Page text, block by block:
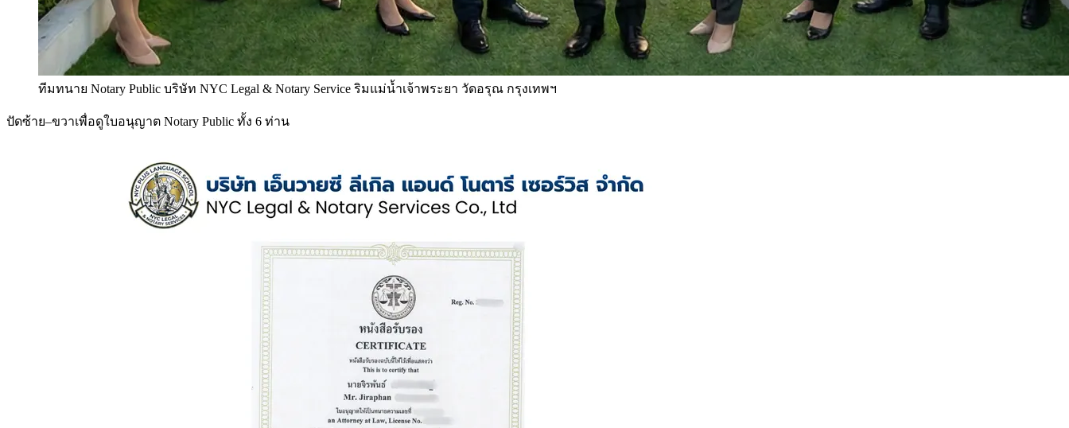
ทีมทนาย Notary Public บริษัท NYC Legal & Notary Service ริมแม่น้ำเจ้าพระยา วัดอรุณ กรุงเทพฯ
ปัดซ้าย–ขวาเพื่อดูใบอนุญาต Notary Public ทั้ง 6 ท่าน